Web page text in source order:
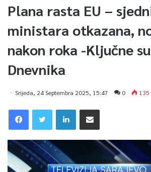
Plana rasta EU –
ministara otkazana,
nakon roka -Ključne
Dnevnika
Srijeda, 24 Septembra 2025, 15:47 0 135